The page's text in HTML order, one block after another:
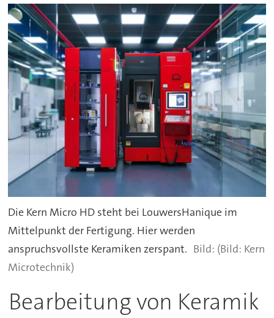
Die Kern Micro HD steht bei LouwersHanique im
Mittelpunkt der Fertigung. Hier werden
anspruchsvollste Keramiken zerspant.
(Bild: Kern
Microtechnik)
Bearbeitung von Keramik